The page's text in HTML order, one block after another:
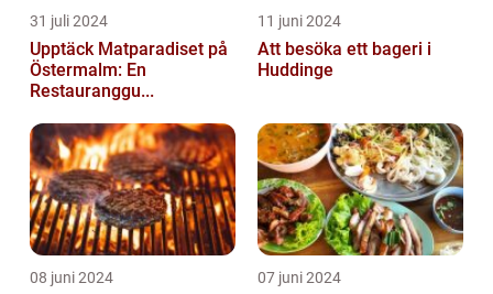
31 juli 2024
Upptäck Matparadiset på
Östermalm: En
Restauranggu...
11 juni 2024
Att besöka ett bageri i
Huddinge
08 juni 2024 07 juni 2024